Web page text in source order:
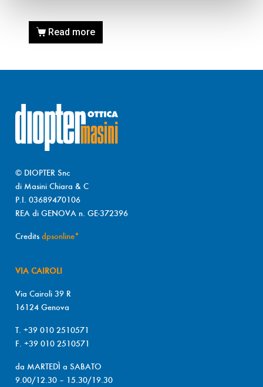
Read more
© DIOPTER Snc
di Masini Chiara & C
P.I. 03689470106
REA di GENOVA n. GE-372396
Credits dpsonline*
VIA CAIROLI
Via Cairoli 39 R
16124 Genova
T. +39 010 2510571
F. +39 010 2510571
da MARTEDÌ a SABATO
9.00/12.30 – 15.30/19.30